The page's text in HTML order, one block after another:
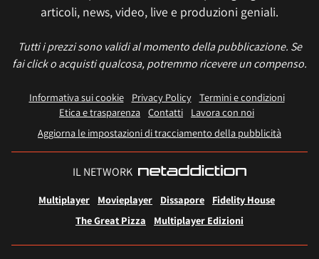
articoli, news, video, live e produzioni geniali.
Tutti i prezzi sono validi al momento della pubblicazione. Se
fai click o acquisti qualcosa, potremmo ricevere un compenso.
Informativa sui cookie Privacy Policy
Termini e condizioni
Etica e trasparenza Contatti
Lavora con noi
Aggiorna le impostazioni di tracciamento della pubblicità
IL NETWORK
Multiplayer Movieplayer Dissapore
Fidelity House
The Great Pizza
Multiplayer Edizioni